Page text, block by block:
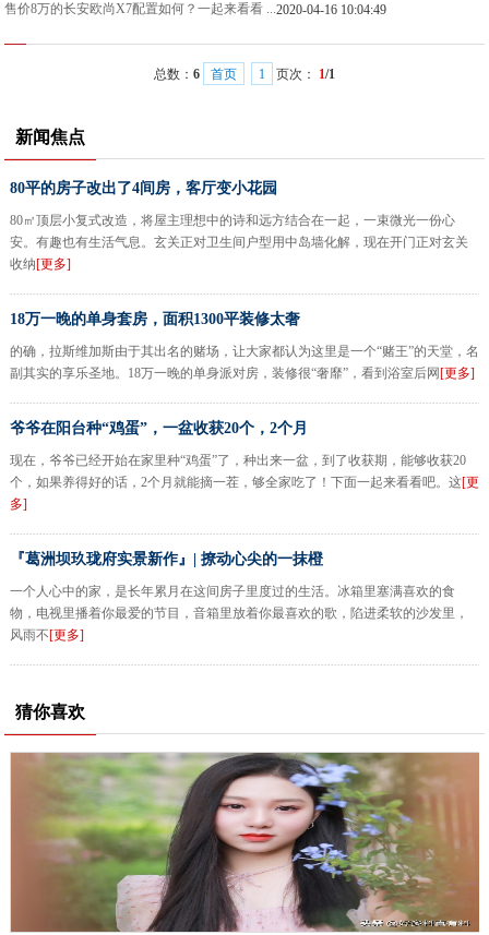
售价8万的长安欧尚X7配置如何？一起来看看 ...2020-04-16 10:04:49
总数： 6 首页 1 页次： 1/1
新闻焦点
80平的房子改出了4间房，客厅变小花园
80㎡顶层小复式改造，将屋主理想中的诗和远方结合在一起，一束微光一份心
安。有趣也有生活气息。玄关正对卫生间户型用中岛墙化解，现在开门正对玄关
收纳[更多]
18万一晚的单身套房，面积1300平装修太奢
的确，拉斯维加斯由于其出名的赌场，让大家都认为这里是一个“赌王”的天堂，名
副其实的享乐圣地。18万一晚的单身派对房，装修很“奢靡”，看到浴室后网 [更多]
爷爷在阳台种“鸡蛋”，一盆收获20个，2个月
现在，爷爷已经开始在家里种“鸡蛋”了，种出来一盆，到了收获期，能够收获20
个，如果养得好的话，2个月就能摘一茬，够全家吃了！下面一起来看看吧。这[更
多]
『葛洲坝玖珑府实景新作』| 撩动心尖的一抹橙
一个人心中的家，是长年累月在这间房子里度过的生活。冰箱里塞满喜欢的食
物，电视里播着你最爱的节目，音箱里放着你最喜欢的歌，陷进柔软的沙发里，
风雨不[更多]
猜你喜欢